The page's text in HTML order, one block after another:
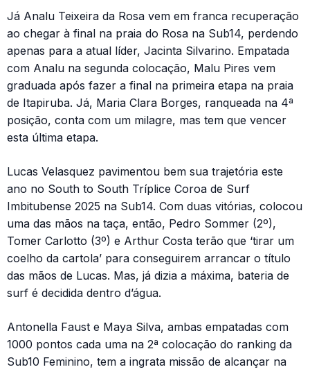
Já Analu Teixeira da Rosa vem em franca recuperação
ao chegar à final na praia do Rosa na Sub14, perdendo
apenas para a atual líder, Jacinta Silvarino. Empatada
com Analu na segunda colocação, Malu Pires vem
graduada após fazer a final na primeira etapa na praia
de Itapiruba. Já, Maria Clara Borges, ranqueada na 4ª
posição, conta com um milagre, mas tem que vencer
esta última etapa.
Lucas Velasquez pavimentou bem sua trajetória este
ano no South to South Tríplice Coroa de Surf
Imbitubense 2025 na Sub14. Com duas vitórias, colocou
uma das mãos na taça, então, Pedro Sommer (2º),
Tomer Carlotto (3º) e Arthur Costa terão que ‘tirar um
coelho da cartola’ para conseguirem arrancar o título
das mãos de Lucas. Mas, já dizia a máxima, bateria de
surf é decidida dentro d’água.
Antonella Faust e Maya Silva, ambas empatadas com
1000 pontos cada uma na 2ª colocação do ranking da
Sub10 Feminino, tem a ingrata missão de alcançar na